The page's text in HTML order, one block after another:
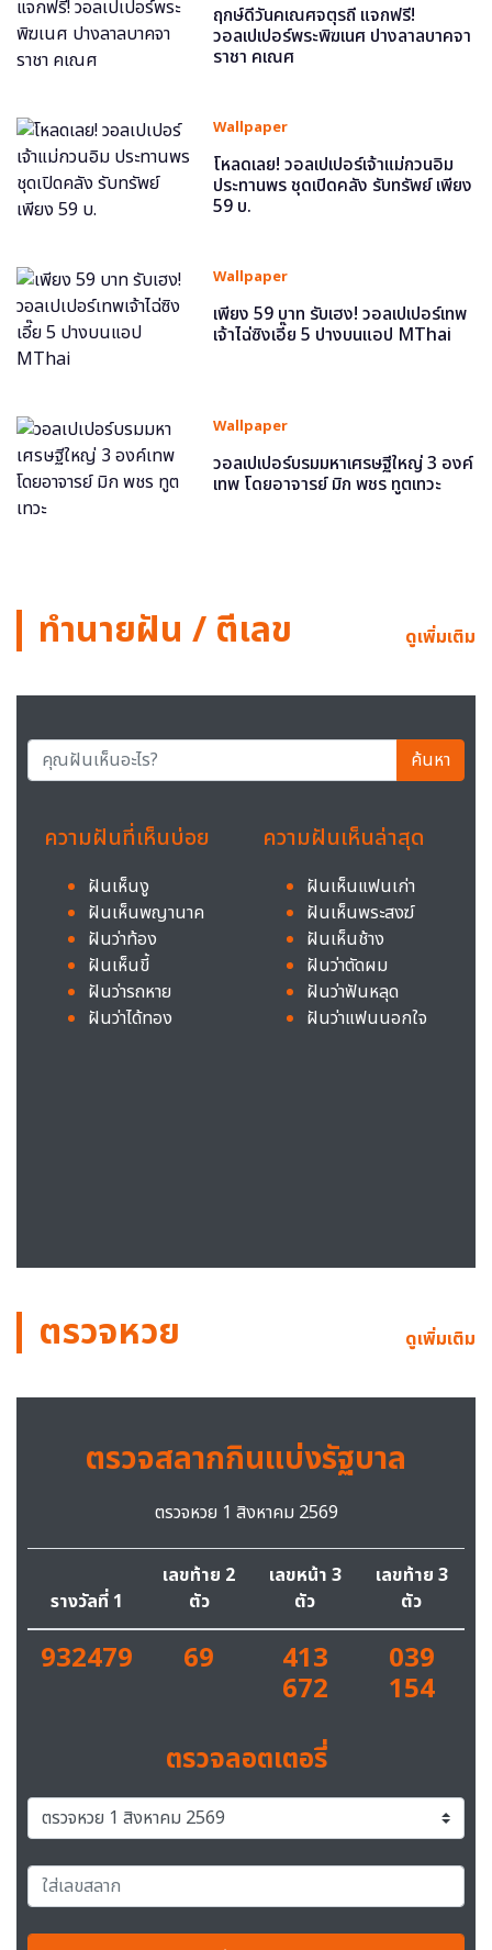
ฤกษ์ดีวันคเณศจตุรถี แจกฟรี!
วอลเปเปอร์พระพิฆเนศ ปางลาลบาคจา
ราชา คเณศ
Wallpaper
โหลดเลย! วอลเปเปอร์เจ้าแม่กวนอิม
ประทานพร ชุดเปิดคลัง รับทรัพย์ เพียง
59 บ.
Wallpaper
เพียง 59 บาท รับเฮง! วอลเปเปอร์เทพ
เจ้าไฉ่ซิงเอี๊ย 5 ปางบนแอป MThai
Wallpaper
วอลเปเปอร์บรมมหาเศรษฐีใหญ่ 3 องค์
เทพ โดยอาจารย์ มิก พชร ทูตเทวะ
ทำนายฝัน / ตีเลข ดูเพิ่มเติม
ค้นหา
ความฝันที่เห็นบ่อย
ฝันเห็นงู
ฝันเห็นพญานาค
ฝันว่าท้อง
ฝันเห็นขี้
ฝันว่ารถหาย
ฝันว่าได้ทอง
ความฝันเห็นล่าสุด
ฝันเห็นแฟนเก่า
ฝันเห็นพระสงฆ์
ฝันเห็นช้าง
ฝันว่าตัดผม
ฝันว่าฟันหลุด
ฝันว่าแฟนนอกใจ
ตรวจหวย ดูเพิ่มเติม
ตรวจสลากกินแบ่งรัฐบาล
ตรวจหวย 1 สิงหาคม 2569
รางวัลที่ 1
เลขท้าย 2
ตัว
เลขหน้า 3
ตัว
เลขท้าย 3
ตัว
932479 69 413
672
039
154
ตรวจลอตเตอรี่